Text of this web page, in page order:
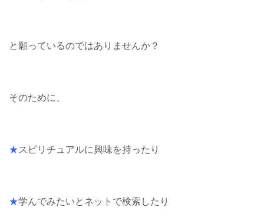
と願っているのではありませんか？
そのために、
★スピリチュアルに興味を持ったり
★学んでみたいとネットで検索したり